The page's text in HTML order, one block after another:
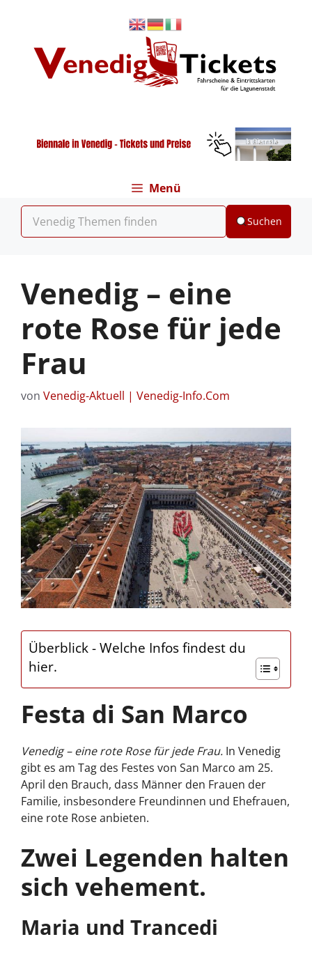
Menü
Suchen
Venedig – eine
rote Rose für jede
Frau
von Venedig-Aktuell | Venedig-Info.Com
Überblick - Welche Infos findest du
hier.
Festa di San Marco
Venedig – eine rote Rose für jede Frau. In Venedig
gibt es am Tag des Festes von San Marco am 25.
April den Brauch, dass Männer den Frauen der
Familie, insbesondere Freundinnen und Ehefrauen,
eine rote Rose anbieten.
Zwei Legenden halten
sich vehement.
Maria und Trancedi